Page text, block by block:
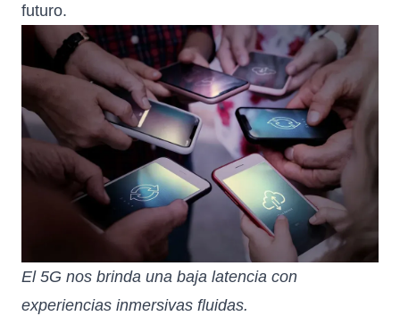
futuro.
El 5G nos brinda una baja latencia con
experiencias inmersivas fluidas.